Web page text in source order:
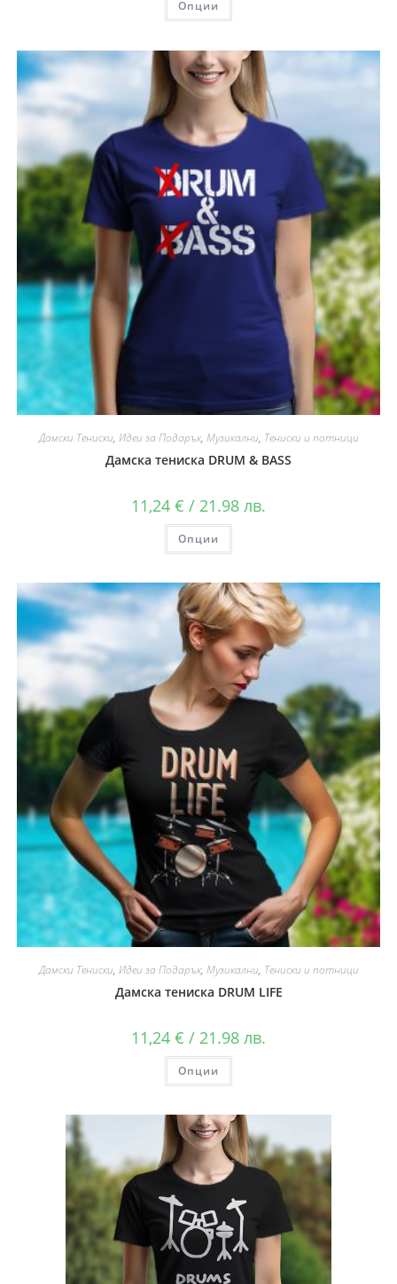
Опции
Дамски Тениски, Идеи за Подарък, Музикални, Тениски и потници
Дамска тениска DRUM & BASS
11,24 € / 21.98 лв.
Опции
Дамски Тениски, Идеи за Подарък, Музикални, Тениски и потници
Дамска тениска DRUM LIFE
11,24 € / 21.98 лв.
Опции